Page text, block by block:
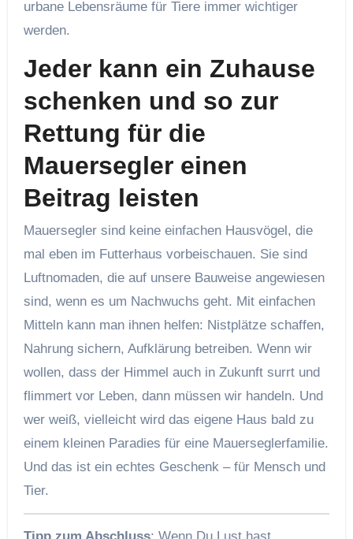
urbane Lebensräume für Tiere immer wichtiger
werden.
Jeder kann ein Zuhause
schenken und so zur
Rettung für die
Mauersegler einen
Beitrag leisten
Mauersegler sind keine einfachen Hausvögel, die
mal eben im Futterhaus vorbeischauen. Sie sind
Luftnomaden, die auf unsere Bauweise angewiesen
sind, wenn es um Nachwuchs geht. Mit einfachen
Mitteln kann man ihnen helfen: Nistplätze schaffen,
Nahrung sichern, Aufklärung betreiben. Wenn wir
wollen, dass der Himmel auch in Zukunft surrt und
flimmert vor Leben, dann müssen wir handeln. Und
wer weiß, vielleicht wird das eigene Haus bald zu
einem kleinen Paradies für eine Mauerseglerfamilie.
Und das ist ein echtes Geschenk – für Mensch und
Tier.